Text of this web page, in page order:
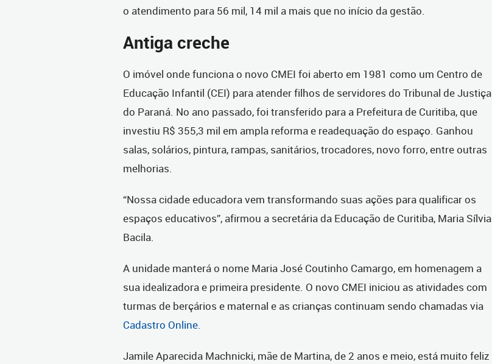
o atendimento para 56 mil, 14 mil a mais que no início da gestão.
Antiga creche
O imóvel onde funciona o novo CMEI foi aberto em 1981 como um Centro de
Educação Infantil (CEI) para atender filhos de servidores do Tribunal de Justiça
do Paraná. No ano passado, foi transferido para a Prefeitura de Curitiba, que
investiu R$ 355,3 mil em ampla reforma e readequação do espaço. Ganhou
salas, solários, pintura, rampas, sanitários, trocadores, novo forro, entre outras
melhorias.
“Nossa cidade educadora vem transformando suas ações para qualificar os
espaços educativos”, afirmou a secretária da Educação de Curitiba, Maria Sílvia
Bacila.
A unidade manterá o nome Maria José Coutinho Camargo, em homenagem a
sua idealizadora e primeira presidente. O novo CMEI iniciou as atividades com
turmas de berçários e maternal e as crianças continuam sendo chamadas via
Cadastro Online.
Jamile Aparecida Machnicki, mãe de Martina, de 2 anos e meio, está muito feliz